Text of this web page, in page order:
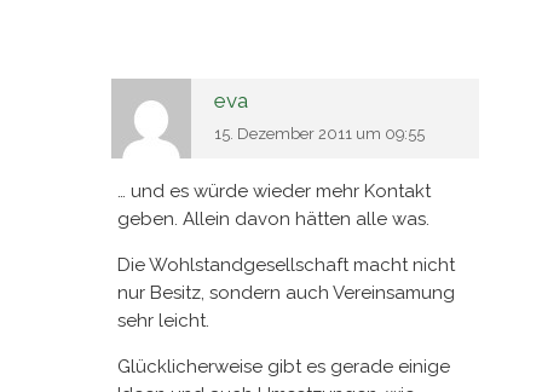
eva
15. Dezember 2011 um 09:55
… und es würde wieder mehr Kontakt
geben. Allein davon hätten alle was.
Die Wohlstandgesellschaft macht nicht
nur Besitz, sondern auch Vereinsamung
sehr leicht.
Glücklicherweise gibt es gerade einige